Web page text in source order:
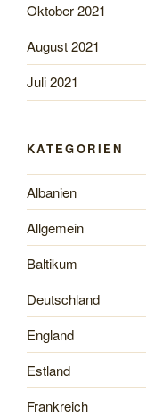
Oktober 2021
August 2021
Juli 2021
KATEGORIEN
Albanien
Allgemein
Baltikum
Deutschland
England
Estland
Frankreich